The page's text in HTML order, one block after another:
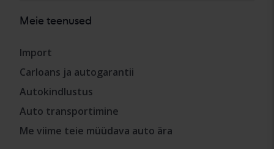
Meie teenused
Import
Carloans ja autogarantii
Autokindlustus
Auto transportimine
Me viime teie müüdava auto ära